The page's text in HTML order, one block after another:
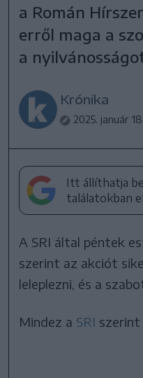
a Román
erről maga a
a
Krónika
2025. január
Itt állíthatja
találatokban
A SRI által péntek
szerint az akciót
leleplezni, és a
Mindez a SRI